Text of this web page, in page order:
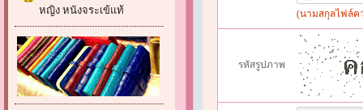
หญิง หนังจระเข้แท้
(นามสกุลไฟล์คว
รหัสรูปภาพ